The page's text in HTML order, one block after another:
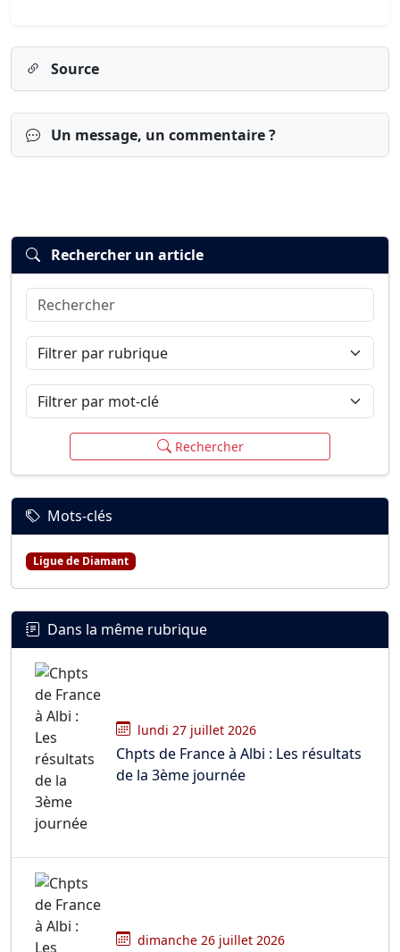
Source
Un message, un commentaire ?
Connexion
Rechercher un article
Rechercher
Filtrer par rubrique
Filtrer par mot-clé
Rechercher
Mots-clés
Ligue de Diamant
Dans la même rubrique
lundi 27 juillet 2026
Chpts de France à Albi : Les résultats
de la 3ème journée
dimanche 26 juillet 2026